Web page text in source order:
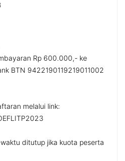
Rp 600.000,- ke
BTN 9422190119219011002
melalui link:
ditutup jika kuota peserta